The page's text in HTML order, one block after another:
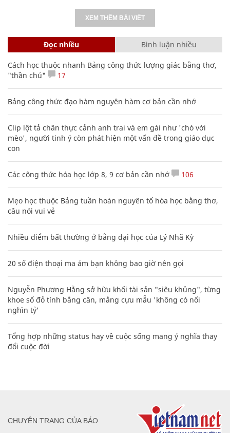
XEM THÊM BÀI VIẾT
Đọc nhiều Bình luận nhiều
Cách học thuộc nhanh Bảng công thức lượng giác bằng thơ,
"thần chú"
17
Bảng công thức đạo hàm nguyên hàm cơ bản cần nhớ
Clip lột tả chân thực cảnh anh trai và em gái như 'chó với
mèo', người tinh ý còn phát hiện một vấn đề trong giáo dục
con
Các công thức hóa học lớp 8, 9 cơ bản cần nhớ 106
Mẹo học thuộc Bảng tuần hoàn nguyên tố hóa học bằng thơ,
câu nói vui vẻ
Nhiều điểm bất thường ở bằng đại học của Lý Nhã Kỳ
20 số điện thoại ma ám bạn không bao giờ nên gọi
Nguyễn Phương Hằng sở hữu khối tài sản "siêu khủng", từng
khoe sổ đỏ tính bằng cân, mắng cựu mẫu 'không có nổi
nghìn tỷ'
Tổng hợp những status hay về cuộc sống mang ý nghĩa thay
đổi cuộc đời
CHUYÊN TRANG CỦA BÁO